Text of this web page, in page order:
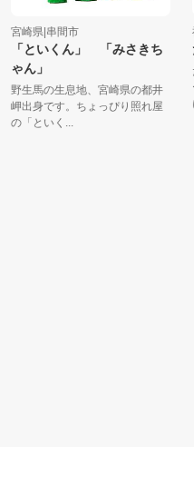
宮崎県|串間市
「といくん」 「みさきち
ゃん」
野生馬の生息地、宮崎県の都井
岬出身です。ちょっぴり照れ屋
の「といく...
に